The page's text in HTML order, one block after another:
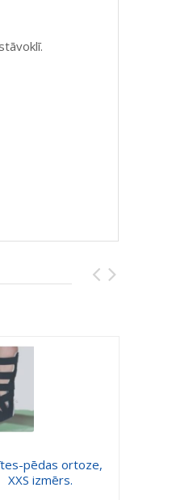
pēdas ortoze,
XXS izmērs.